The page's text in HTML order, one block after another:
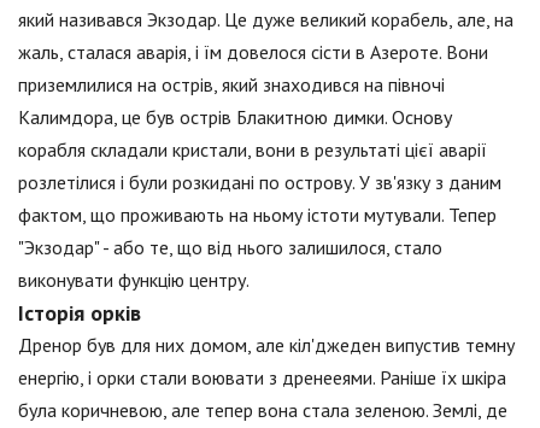
який називався Экзодар. Це дуже великий корабель, але, на
жаль, сталася аварія, і їм довелося сісти в Азероте. Вони
приземлилися на острів, який знаходився на півночі
Калимдора, це був острів Блакитною димки. Основу
корабля складали кристали, вони в результаті цієї аварії
розлетілися і були розкидані по острову. У зв'язку з даним
фактом, що проживають на ньому істоти мутували. Тепер
"Экзодар" - або те, що від нього залишилося, стало
виконувати функцію центру.
Історія орків
Дренор був для них домом, але кіл'джеден випустив темну
енергію, і орки стали воювати з дренееями. Раніше їх шкіра
була коричневою, але тепер вона стала зеленою. Землі, де